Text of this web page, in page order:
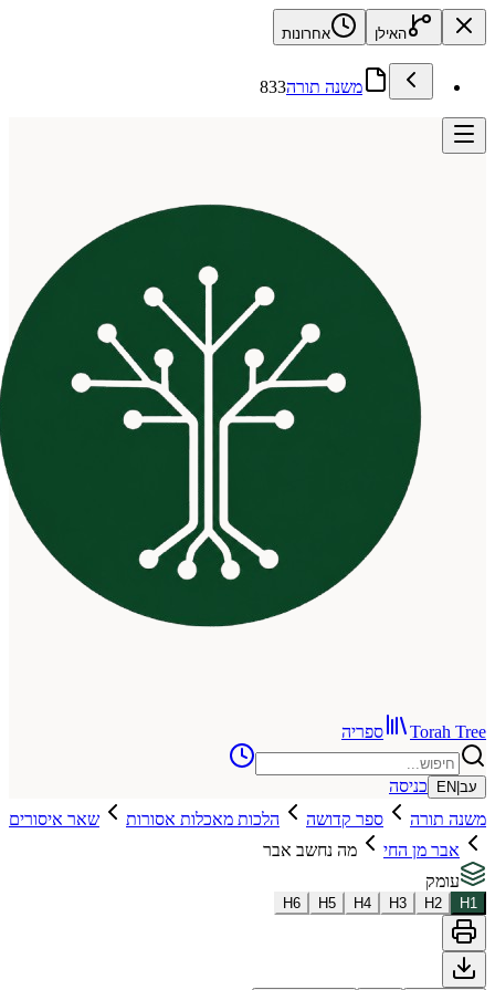
האילן אחרונות
משנה תורה833
ספריה
כניסה
ספר קדושה הלכות מאכלות אסורות
שאר איסורים
החי
מה נחשב אבר
H3
H4
H5
H6